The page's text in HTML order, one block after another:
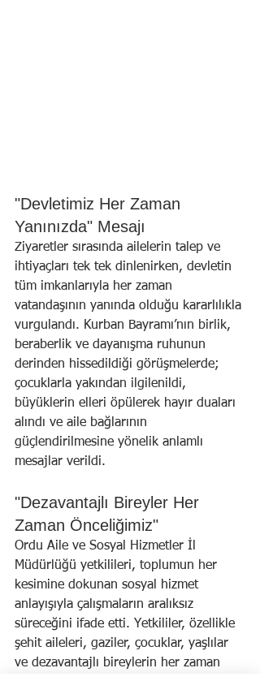
"Devletimiz Her Zaman
Yanınızda" Mesajı
Ziyaretler sırasında ailelerin talep ve
ihtiyaçları tek tek dinlenirken, devletin
tüm imkanlarıyla her zaman
vatandaşının yanında olduğu kararlılıkla
vurgulandı. Kurban Bayramı’nın birlik,
beraberlik ve dayanışma ruhunun
derinden hissedildiği görüşmelerde;
çocuklarla yakından ilgilenildi,
büyüklerin elleri öpülerek hayır duaları
alındı ve aile bağlarının
güçlendirilmesine yönelik anlamlı
mesajlar verildi.
"Dezavantajlı Bireyler Her
Zaman Önceliğimiz"
Ordu Aile ve Sosyal Hizmetler İl
Müdürlüğü yetkilileri, toplumun her
kesimine dokunan sosyal hizmet
anlayışıyla çalışmaların aralıksız
süreceğini ifade etti. Yetkililer, özellikle
şehit aileleri, gaziler, çocuklar, yaşlılar
ve dezavantajlı bireylerin her zaman